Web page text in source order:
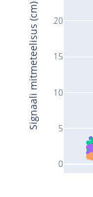
0
5
10
15
20
Signaali mitmeteelisus (cm)